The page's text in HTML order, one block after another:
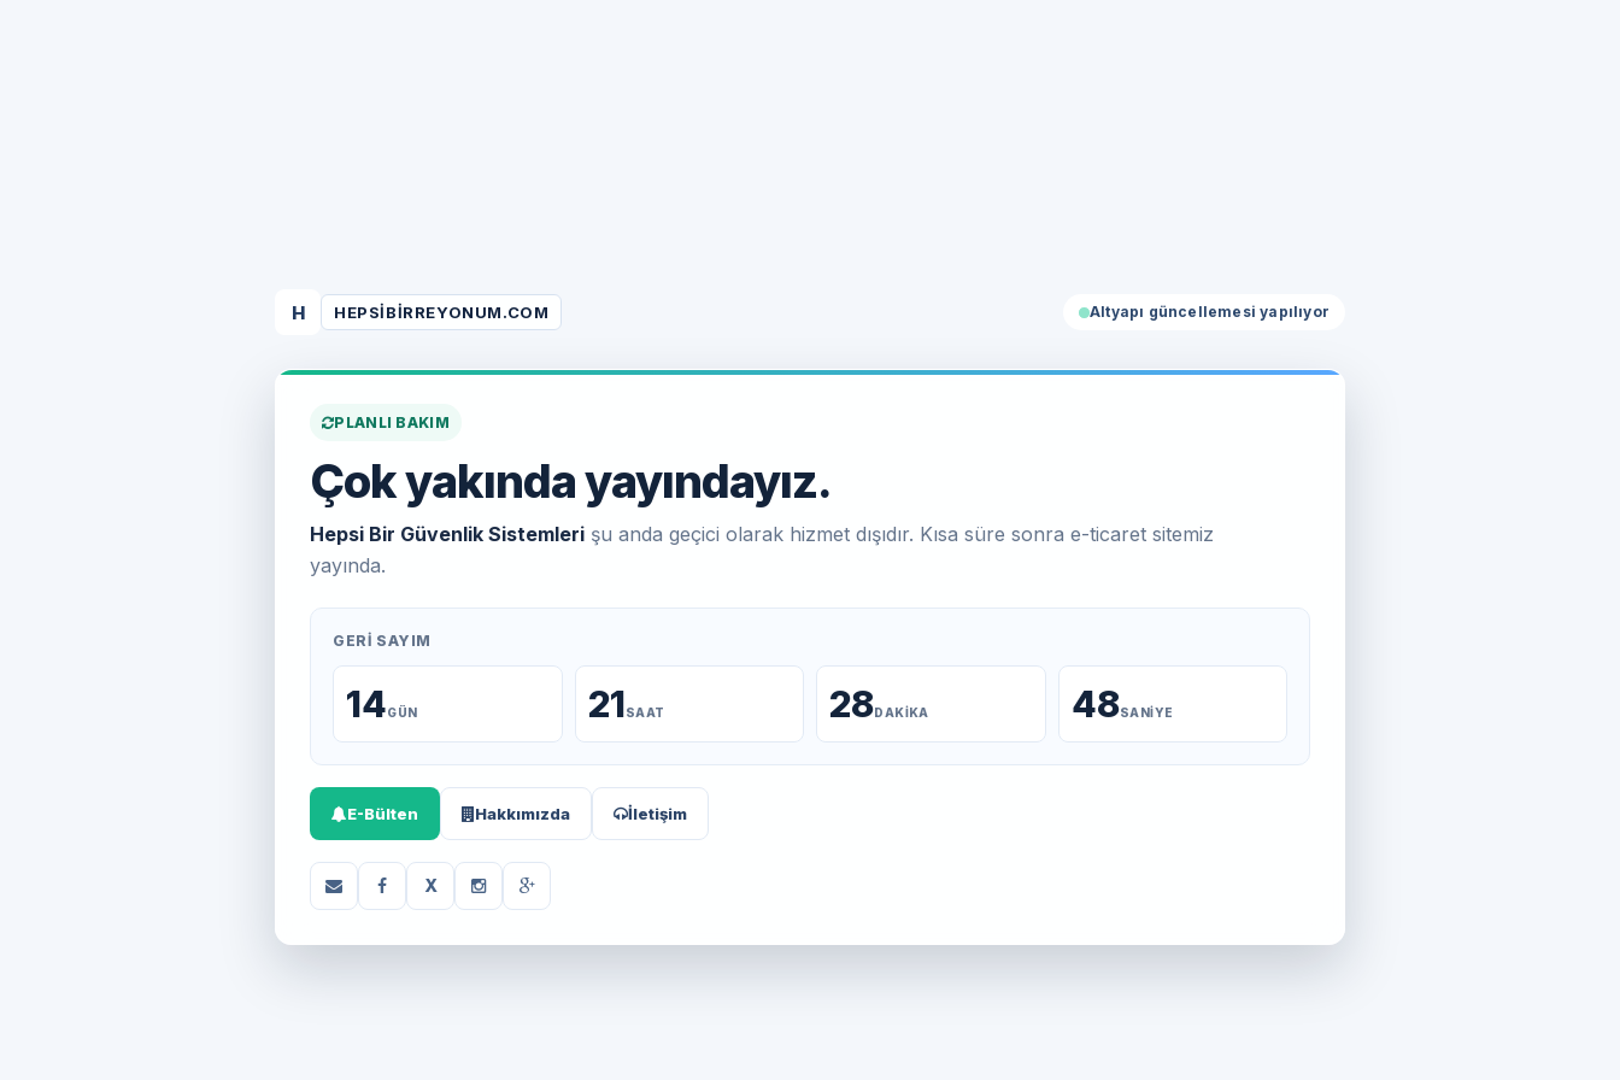
H HEPSIBIRREYONUM.COM Altyapı güncellemesi yapılıyor
PLANLI BAKIM
Çok yakında yayındayız.
Hepsi Bir Güvenlik Sistemleri şu anda geçici olarak hizmet dışıdır. Kısa süre sonra e-ticaret sitemiz
yayında.
GERI SAYIM
14GÜN 21SAAT 28DAKIKA 48SANIYE
E-Bülten Hakkımızda İletişim
X